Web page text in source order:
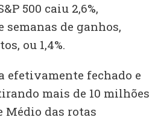
500 caiu 2,6%,
de ganhos,
ou 1,4%.
efetivamente fechado e
mais de 10 milhões
Médio das rotas